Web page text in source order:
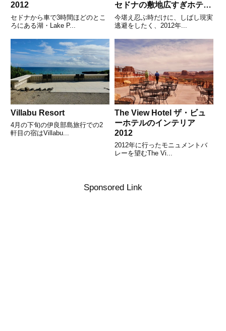
2012
セドナから車で3時間ほどのとこ
ろにある湖・Lake P...
セドナの敷地広すぎホテ
ル 2012
今堪え忍ぶ時だけに、しばし現実
逃避をしたく、2012年...
Villabu Resort
4月の下旬の伊良部島旅行での2
軒目の宿はVillabu...
The View Hotel ザ・ビュ
ーホテルのインテリア
2012
2012年に行ったモニュメントバ
レーを望むThe Vi...
Sponsored Link